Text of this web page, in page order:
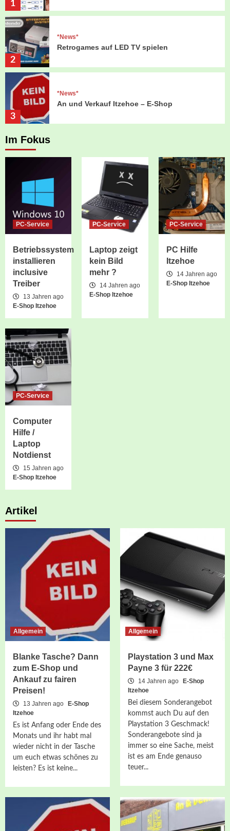
1
2
*News*
Retrogames auf LED TV spielen
3
*News*
An und Verkauf Itzehoe – E-Shop
Im Fokus
PC-Service
Betriebssystem
installieren
inclusive
Treiber
13 Jahren ago
E-Shop Itzehoe
PC-Service
Laptop zeigt
kein Bild
mehr ?
14 Jahren ago
E-Shop Itzehoe
PC-Service
PC Hilfe
Itzehoe
14 Jahren ago
E-Shop Itzehoe
PC-Service
Computer
Hilfe /
Laptop
Notdienst
15 Jahren ago
E-Shop Itzehoe
Artikel
Allgemein
Blanke Tasche? Dann
zum E-Shop und
Ankauf zu fairen
Preisen!
13 Jahren ago
E-Shop
Itzehoe
Es ist Anfang oder Ende des
Monats und ihr habt mal
wieder nicht in der Tasche
um euch etwas schönes zu
leisten? Es ist keine...
Allgemein
Playstation 3 und Max
Payne 3 für 222€
14 Jahren ago
E-Shop
Itzehoe
Bei diesem Sonderangebot
kommst auch Du auf den
Playstation 3 Geschmack!
Sonderangebote sind ja
immer so eine Sache, meist
ist es am Ende genauso
teuer...